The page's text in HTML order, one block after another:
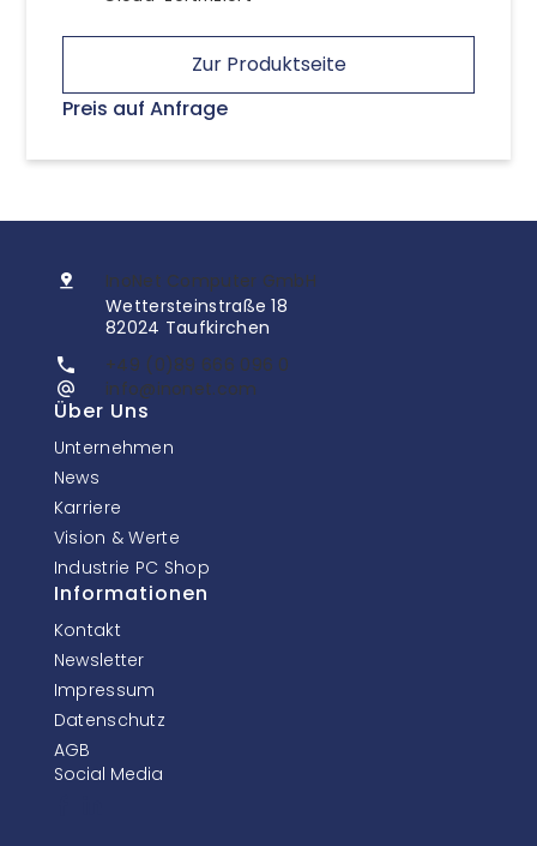
Zur Produktseite
Preis auf Anfrage
InoNet Computer GmbH
Wettersteinstraße 18
82024 Taufkirchen
+49 (0)89 666 096 0
info@inonet.com
Über Uns
Unternehmen
News
Karriere
Vision & Werte
Industrie PC Shop
Informationen
Kontakt
Newsletter
Impressum
Datenschutz
AGB
Social Media